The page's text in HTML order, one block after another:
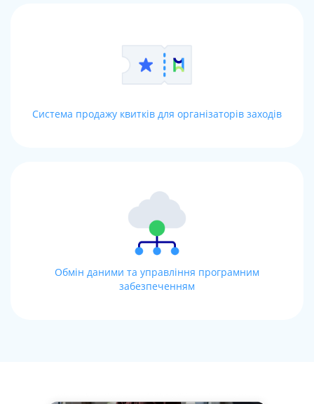
Система продажу квитків для організаторів заходів
Обмін даними та управління програмним
забезпеченням